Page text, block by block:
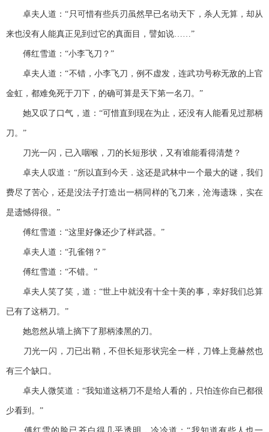
卓夫人道：“只可惜有些兵刃虽然早已名动天下，杀人无算，却从
来也没有人能真正见到过它的真面目，譬如说……”
傅红雪道：“小李飞刀？”
卓夫人道：“不错，小李飞刀，例不虚发，连武功号称无敌的上官
金虹，都难免死于刀下，的确可算是天下第一名刀。”
她又叹了口气，道：“可惜直到现在为止，还没有人能看见过那柄
刀。”
刀光一闪，已入咽喉，刀的长短形状，又有谁能看得清楚？
卓夫人叹道：“所以直到今天．这还是武林中一个最大的谜，我们
费尽了苦心，还是没法子打造出一柄同样的飞刀来，沧海遗珠，实在
是遗憾得很。”
傅红雪道：“这里好像还少了样武器。”
卓夫人道：“孔雀翎？”
傅红雪道：“不错。”
卓夫人笑了笑，道：“世上中就没有十全十美的事，幸好我们总算
已有了这柄刀。”
她忽然从墙上摘下了那柄漆黑的刀。
刀光一闪，刀已出鞘，不但长短形状完全一样，刀锋上竟赫然也
有三个缺口。
卓夫人微笑道：“我知道这柄刀不是给人看的，只怕连你自已都很
少看到。”